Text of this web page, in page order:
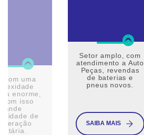
com uma
enorme,
com isso
de
Setor amplo, com
atendimento a Auto
Peças, revendas
de baterias e
pneus novos.
SAIBA MAIS